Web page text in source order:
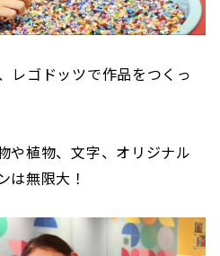
レゴドッツで作品をつくっ
や植物、文字、オリジナル
は無限大！